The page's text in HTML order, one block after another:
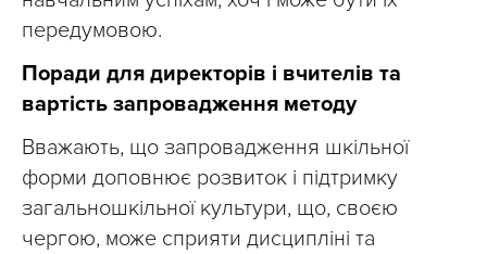
передумовою.
Поради для директорів і вчителів та
вартість запровадження методу
Вважають, що запровадження шкільної
форми доповнює розвиток і підтримку
загальношкільної культури, що, своєю
чергою, може сприяти дисципліні та